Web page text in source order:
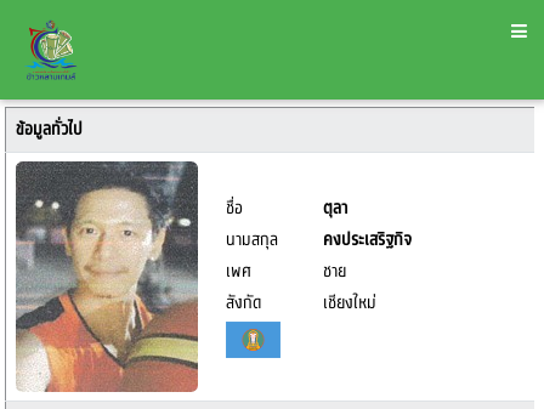
ข้อมูลทั่วไป
ชื่อ
ตุลา
นามสกุล
คงประเสริฐกิจ
เพศ
ชาย
สังกัด
เชียงใหม่